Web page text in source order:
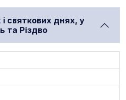
святкових днях, у
та Різдво